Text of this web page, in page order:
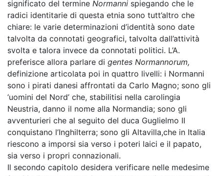
significato del termine Normanni spiegando che le
radici identitarie di questa etnia sono tutt’altro che
chiare: le varie determinazioni d’identità sono date
talvolta da connotati geografici, talvolta dall’attività
svolta e talora invece da connotati politici. L’A.
preferisce allora parlare di gentes Normannorum,
definizione articolata poi in quattro livelli: i Normanni
sono i pirati danesi affrontati da Carlo Magno; sono gli
‘uomini del Nord’ che, stabilitisi nella carolingia
Neustria, danno il nome alla Normandia; sono gli
avventurieri che al seguito del duca Guglielmo II
conquistano l’Inghilterra; sono gli Altavilla,che in Italia
riescono a imporsi sia verso i poteri laici e il papato,
sia verso i propri connazionali.
Il secondo capitolo desidera verificare nelle medesime